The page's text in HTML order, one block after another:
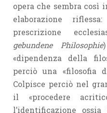
opera che sembra così
elaborazione
prescrizione
gebundene
Philosophie
«dipendenza della
perciò una «filosofia
Colpisce perciò nel
il «procedere
l’identificazione